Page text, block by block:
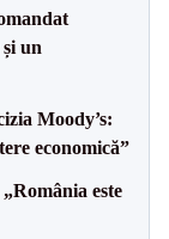
un
Moody’s:
economică”
este